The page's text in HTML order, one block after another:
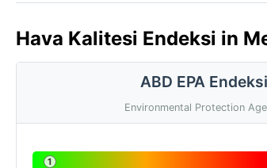
Hava Kalitesi Endeksi in
ABD EPA Endeksi
Environmental Protection
1